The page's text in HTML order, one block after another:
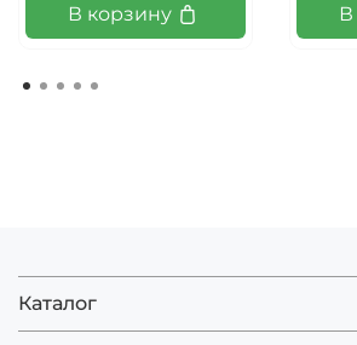
В корзину В
Каталог